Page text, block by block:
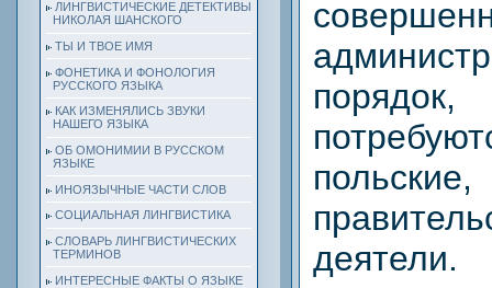
ЛИНГВИСТИЧЕСКИЕ ДЕТЕКТИВЫ
НИКОЛАЯ ШАНСКОГО
ТЫ И ТВОЕ ИМЯ
ФОНЕТИКА И ФОНОЛОГИЯ
РУССКОГО ЯЗЫКА
КАК ИЗМЕНЯЛИСЬ ЗВУКИ
НАШЕГО ЯЗЫКА
ОБ ОМОНИМИИ В РУССКОМ
ЯЗЫКЕ
ИНОЯЗЫЧНЫЕ ЧАСТИ СЛОВ
СОЦИАЛЬНАЯ ЛИНГВИСТИКА
СЛОВАРЬ ЛИНГВИСТИЧЕСКИХ
ТЕРМИНОВ
ИНТЕРЕСНЫЕ ФАКТЫ О ЯЗЫКЕ
порядок,
деятели.